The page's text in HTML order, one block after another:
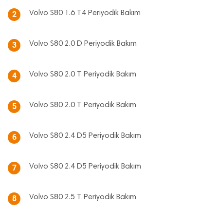
2 Volvo S80 1.6 T4 Periyodik Bakım
3 Volvo S80 2.0 D Periyodik Bakım
4 Volvo S80 2.0 T Periyodik Bakım
5 Volvo S80 2.0 T Periyodik Bakım
6 Volvo S80 2.4 D5 Periyodik Bakım
7 Volvo S80 2.4 D5 Periyodik Bakım
8 Volvo S80 2.5 T Periyodik Bakım